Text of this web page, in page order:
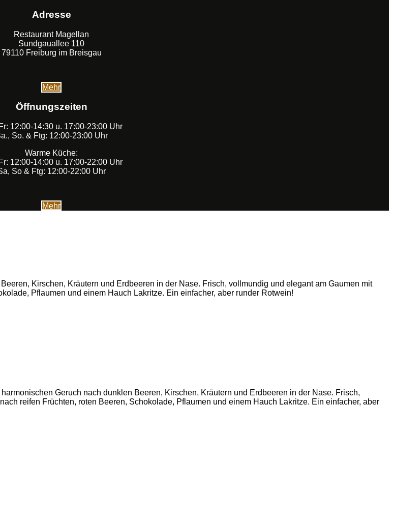
Adresse
Restaurant Magellan
Sundgauallee 110
79110 Freiburg im Breisgau
Mehr
Öffnungszeiten
12:00-14:30 u. 17:00-23:00 Uhr
So. & Ftg: 12:00-23:00 Uhr
Warme Küche:
12:00-14:00 u. 17:00-22:00 Uhr
So & Ftg: 12:00-22:00 Uhr
Mehr
Kirschen, Kräutern und Erdbeeren in der Nase. Frisch, vollmundig und elegant am Gaumen mit
Pflaumen und einem Hauch Lakritze. Ein einfacher, aber runder Rotwein!
Geruch nach dunklen Beeren, Kirschen, Kräutern und Erdbeeren in der Nase. Frisch,
reifen Früchten, roten Beeren, Schokolade, Pflaumen und einem Hauch Lakritze. Ein einfacher, aber